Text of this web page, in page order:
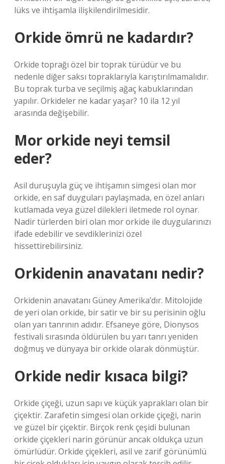
lüks ve ihtişamla ilişkilendirilmesidir.
Orkide ömrü ne kadardır?
Orkide toprağı özel bir toprak türüdür ve bu
nedenle diğer saksı topraklarıyla karıştırılmamalıdır.
Bu toprak turba ve seçilmiş ağaç kabuklarından
yapılır. Orkideler ne kadar yaşar? 10 ila 12 yıl
arasında değişebilir.
Mor orkide neyi temsil
eder?
Asil duruşuyla güç ve ihtişamın simgesi olan mor
orkide, en saf duyguları paylaşmada, en özel anları
kutlamada veya güzel dilekleri iletmede rol oynar.
Nadir türlerden biri olan mor orkide ile duygularınızı
ifade edebilir ve sevdiklerinizi özel
hissettirebilirsiniz.
Orkidenin anavatanı nedir?
Orkidenin anavatanı Güney Amerika’dır. Mitolojide
de yeri olan orkide, bir satir ve bir su perisinin oğlu
olan yarı tanrının adıdır. Efsaneye göre, Dionysos
festivali sırasında öldürülen bu yarı tanrı yeniden
doğmuş ve dünyaya bir orkide olarak dönmüştür.
Orkide nedir kısaca bilgi?
Orkide çiçeği, uzun sapı ve küçük yaprakları olan bir
çiçektir. Zarafetin simgesi olan orkide çiçeği, narin
ve güzel bir çiçektir. Birçok renk çeşidi bulunan
orkide çiçekleri narin görünür ancak oldukça uzun
ömürlüdür. Orkide çiçekleri, asil ve zarif görünümlü